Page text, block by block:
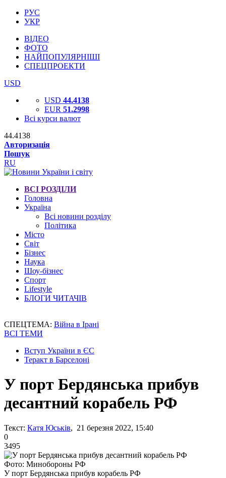
РУС
УКР
ВІДЕО
ФОТО
НАЙПОПУЛЯРНІШІ
СПЕЦПРОЕКТИ
USD
USD 44.4138
EUR 51.2998
Всі курси валют
44.4138
Авторизація
Пошук
RU
ВСІ РОЗДІЛИ
Головна
Україна
Всі новини розділу
Політика
Місто
Світ
Бізнес
Наука
Шоу-бізнес
Спорт
Lifestyle
БЛОГИ ЧИТАЧІВ
СПЕЦТЕМА: Війна в Ірані
ВСІ ТЕМИ
Вступ України в ЄС
Теракт в Барселоні
У порт Бердянська прибув
десантний корабель РФ
Текст: Катя Юськів, 21 березня 2022, 15:40
0
3495
Фото: Минобороны РФ
У порт Бердянська прибув корабель РФ